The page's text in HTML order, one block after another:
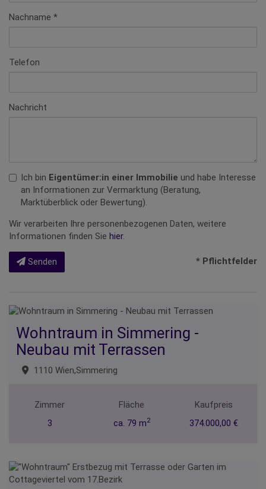
Nachname
Telefon
Nachricht
Ich bin Eigentümer:in einer Immobilie und habe Interesse
an Informationen zur Vermarktung (Beratung,
Marktüberblick oder Bewertung).
Wir verarbeiten Ihre personenbezogenen Daten, weitere
Informationen finden Sie hier.
Senden * Pflichtfelder
Wohntraum in Simmering -
Neubau mit Terrassen
1110 Wien,Simmering
Zimmer
3
Fläche
ca. 79 m2
Kaufpreis
374.000,00 €